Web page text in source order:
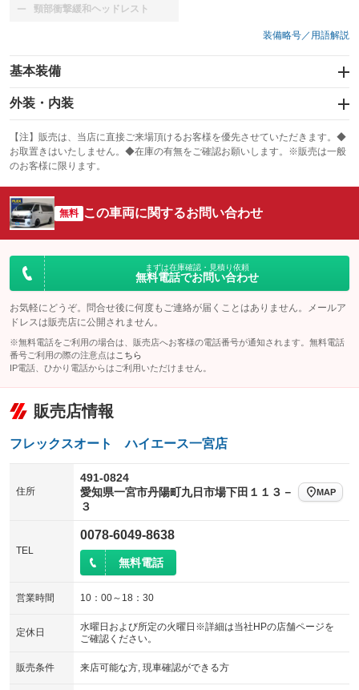
頸部衝撃緩和ヘッドレスト
：装備なし
装備略号／用語解説
基本装備
エアバッグ：運転席/助手席
：装備あり
：装備あり
サンルーフ
：装備なし ABS
エアコン
：装備あり Wエアコン
：装備あり
リフトアップ
：装備なし パワーステアリング
：装備あり
ダウンヒルアシストコントロール
パワーウィンドウ
：装備あり 盗難防止システム
：装備あり
：装備なし
USB入力端子
：装備なし
100V電源
：装備あり
：装備なし
レンタカーアップ
：装備なし
電動格納ミラー
：装備なし
外装・内装
カーナビ：メモリーナビ他
：装備あり
TV：フルセグ
：装備あり
オーディオ：CDまたはCDチェンジャー／ミュージックプレイヤー接続
可／ミュージックサーバー
：装備あり
ビジュアル：-／DVD再生
：装備あり
：装備あり
革シート
：装備なし ハーフレザーシート
：装備なし
キーレス
：装備あり LEDヘッドランプ
：装備あり
：装備なし ：装備なし
バックカメラ
：装備なし
エアロ スマートキー
ローダウン
：装備あり
パワーシート
：装備なし 3列シート
：装備なし
ベンチシート
：装備なし
チップアップシート オットマン
電動格納サードシート
：装備なし
ウォークスルー
サイドカメラ
エアサスペンション
：装備なし ヘッドライトウォッシャー
：装備なし
【注】販売は、当店に直接ご来場頂けるお客様を優先させていただきます。◆
お取置きはいたしません。◆在庫の有無をご確認お願いします。※販売は一般
のお客様に限ります。
無料 この車両に関するお問い合わせ
まずは在庫確認・見積り依頼
無料電話でお問い合わせ
お気軽にどうぞ。問合せ後に何度もご連絡が届くことはありません。メールア
ドレスは販売店に公開されません。
※無料電話をご利用の場合は、販売店へお客様の電話番号が通知されます。無料電話
番号ご利用の際の注意点は こちら
IP電話、ひかり電話からはご利用いただけません。
販売店情報
フレックスオート ハイエース一宮店
住所
491-0824
愛知県一宮市丹陽町九日市場下田１１３－
３
MAP
TEL
0078-6049-8638
無料電話
営業時間 10：00～18：30
定休日
水曜日および所定の火曜日※詳細は当社HPの店舗ページを
ご確認ください。
販売条件 来店可能な方, 現車確認ができる方